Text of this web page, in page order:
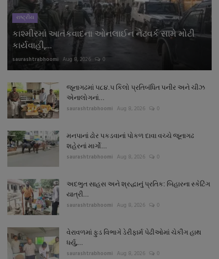
રાષ્ટ્રીય
કાશ્મીરમાં આતંકવાદના ઓનલાઈન નેટવર્ક સામે મોટી
કાર્યવાહી,...
saurashtrabhoomi Aug 8, 2026 0
જૂનાગઢમાં ૫૮૪.૫ કિલો પ્રતિબંધિત પનીર અને ચીઝ
એનાલોગનાં...
saurashtrabhoomi Aug 8, 2026 0
મનપાનાં ઢોર પકડવાનાં પોકળ દાવા વચ્ચે જૂનાગઢ
શહેરનાં માર્ગો...
saurashtrabhoomi Aug 8, 2026 0
અદભુત સાહસ અને શ્રદ્ધાનું પ્રતિક: બિહારના સ્કેટિંગ
યાત્રી...
saurashtrabhoomi Aug 8, 2026 0
વેરાવળમાં ફુડ વિભાગે ડેરીફાર્મ પેઢીઓમાં ચેકીંગ હાથ
ધર્યુ,...
saurashtrabhoomi Aug 8, 2026 0